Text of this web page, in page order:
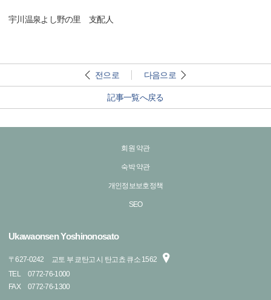
宇川温泉よし野の里 支配人
전으로 다음으로
記事一覧へ戻る
회원 약관
숙박 약관
개인정보보호정책
SEO
Ukawaonsen Yoshinonosato
〒627-0242
교토 부 쿄탄고 시 탄고쵸 큐소 1562
TEL
0772-76-1000
FAX
0772-76-1300